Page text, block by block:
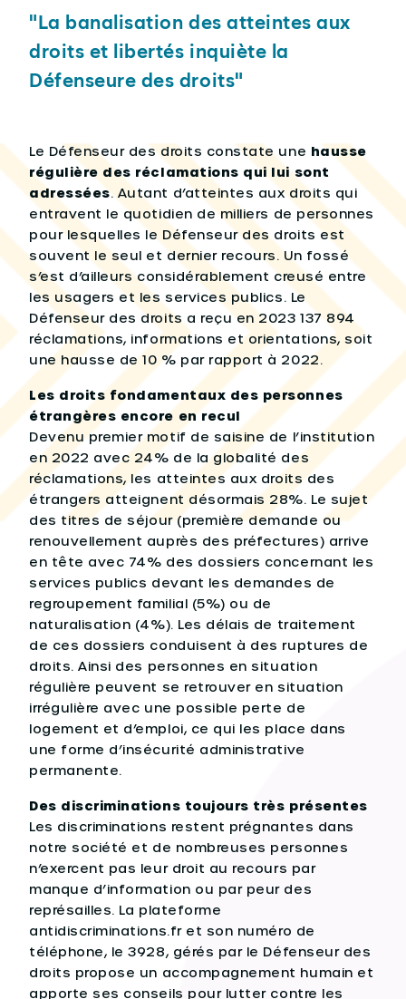
"La banalisation des atteintes aux
droits et libertés inquiète la
Défenseure des droits"
Le Défenseur des droits constate une hausse
régulière des réclamations qui lui sont
adressées. Autant d’atteintes aux droits qui
entravent le quotidien de milliers de personnes
pour lesquelles le Défenseur des droits est
souvent le seul et dernier recours. Un fossé
s’est d’ailleurs considérablement creusé entre
les usagers et les services publics. Le
Défenseur des droits a reçu en 2023 137 894
réclamations, informations et orientations, soit
une hausse de 10 % par rapport à 2022.
Les droits fondamentaux des personnes
étrangères encore en recul
Devenu premier motif de saisine de l’institution
en 2022 avec 24% de la globalité des
réclamations, les atteintes aux droits des
étrangers atteignent désormais 28%. Le sujet
des titres de séjour (première demande ou
renouvellement auprès des préfectures) arrive
en tête avec 74% des dossiers concernant les
services publics devant les demandes de
regroupement familial (5%) ou de
naturalisation (4%). Les délais de traitement
de ces dossiers conduisent à des ruptures de
droits. Ainsi des personnes en situation
régulière peuvent se retrouver en situation
irrégulière avec une possible perte de
logement et d’emploi, ce qui les place dans
une forme d’insécurité administrative
permanente.
Des discriminations toujours très présentes
Les discriminations restent prégnantes dans
notre société et de nombreuses personnes
n’exercent pas leur droit au recours par
manque d’information ou par peur des
représailles. La plateforme
antidiscriminations.fr et son numéro de
téléphone, le 3928, gérés par le Défenseur des
droits propose un accompagnement humain et
apporte ses conseils pour lutter contre les